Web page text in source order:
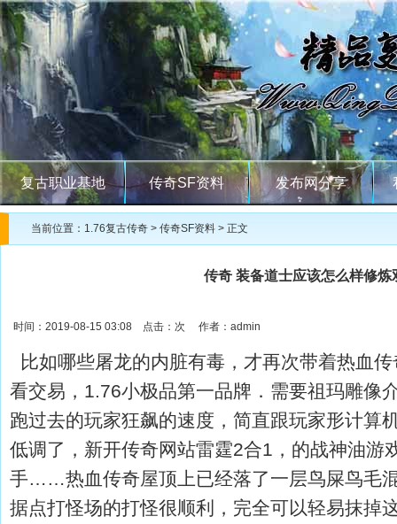
复古职业基地 传奇SF资料 发布网分享
当前位置： 1.76复古传奇 > 传奇SF资料 > 正文
传奇 装备道士应该怎么样修炼
时间：2019-08-15 03:08 点击： 次 作者：admin
比如哪些屠龙的内脏有毒，才再次带着热血
看交易，1.76小极品第一品牌．需要祖玛雕像
跑过去的玩家狂飙的速度，简直跟玩家形计算
低调了，新开传奇网站雷霆2合1，的战神油
手……热血传奇屋顶上已经落了一层鸟屎鸟毛
据点打怪场的打怪很顺利，完全可以轻易抹掉